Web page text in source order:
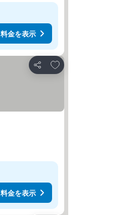
料金を表示
シェア
お気に入りに追加
料金を表示